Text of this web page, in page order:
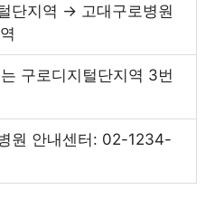
단지역 → 고대구로병원
구로디지털단지역 3번
원 안내센터: 02-1234-